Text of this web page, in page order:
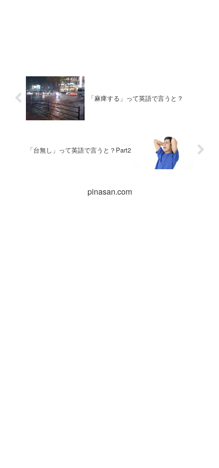
「麻痺する」って英語で言うと？
「台無し」って英語で言うと？Part2
pinasan.com